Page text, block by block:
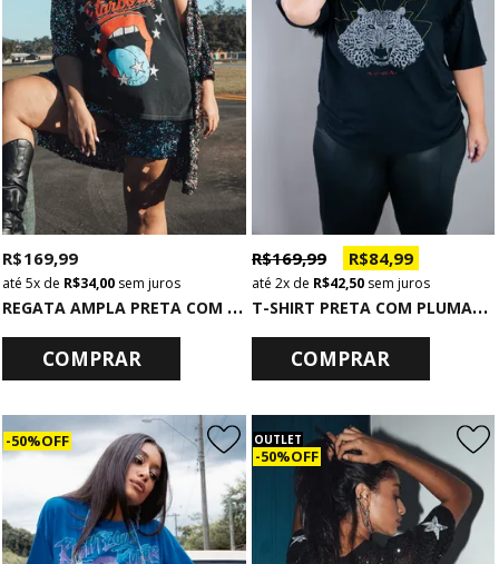
R
EGATA AMPLA PRETA COM SILK STARBORN
R$ 169,99
5x de R$ 34,00 sem juros
COMPRAR
T
-SHIRT PRETA COM PLUMAS DEAFENING
R$ 169,99 R$ 84,99
2xde R$ 42,50sem juros
COMPRAR
50% OFF OUTLET
50% OFF